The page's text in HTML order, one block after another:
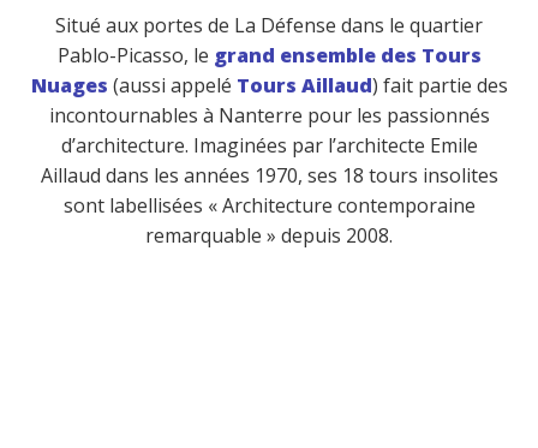
Situé aux portes de La Défense dans le quartier
Pablo-Picasso, le grand ensemble des Tours
Nuages (aussi appelé Tours Aillaud) fait partie des
incontournables à Nanterre pour les passionnés
d’architecture. Imaginées par l’architecte Emile
Aillaud dans les années 1970, ses 18 tours insolites
sont labellisées « Architecture contemporaine
remarquable » depuis 2008.